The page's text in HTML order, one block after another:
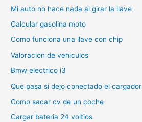
Mi auto no hace nada al girar la llave
Calcular gasolina moto
Como funciona una llave con chip
Valoracion de vehiculos
Bmw electrico i3
Que pasa si dejo conectado el cargador
Como sacar cv de un coche
Cargar bateria 24 voltios